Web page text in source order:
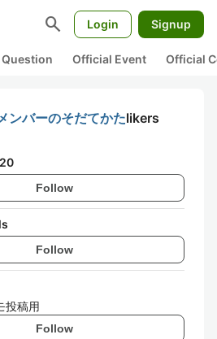
search Login Signup
Question Official Event Official
ンバーのそだてかたlikers
Follow
Follow
投稿用
Follow